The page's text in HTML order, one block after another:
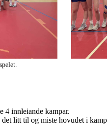
4 innleiande kampar.
litt til og miste hovudet i